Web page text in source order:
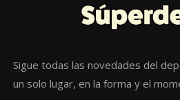
Sigue todas las novedades del
un solo lugar, en la forma y el